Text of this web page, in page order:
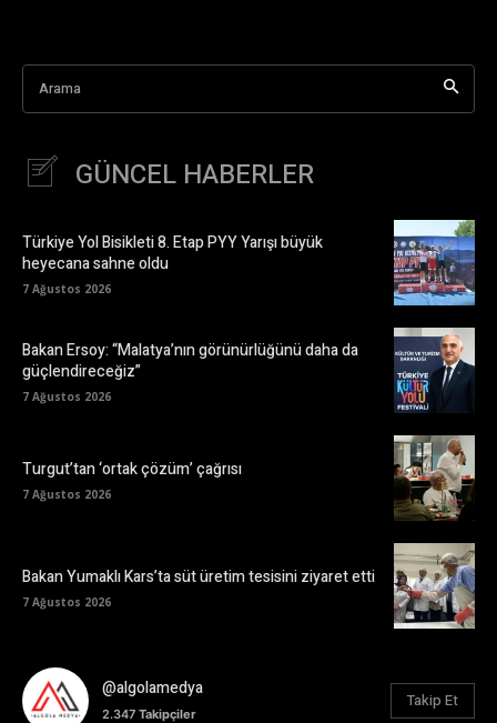
Arama
GÜNCEL HABERLER
Türkiye Yol Bisikleti 8. Etap PYY Yarışı büyük
heyecana sahne oldu
7 Ağustos 2026
Bakan Ersoy: “Malatya’nın görünürlüğünü daha da
güçlendireceğiz”
7 Ağustos 2026
Turgut’tan ‘ortak çözüm’ çağrısı
7 Ağustos 2026
Bakan Yumaklı Kars’ta süt üretim tesisini ziyaret etti
7 Ağustos 2026
@algolamedya
2.347 Takipçiler
Takip Et